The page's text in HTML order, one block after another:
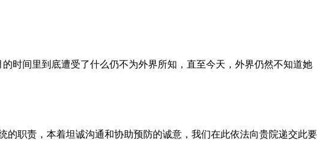
时间里到底遭受了什么仍不为外界所知，直至今天，外界仍然不知道她
职责，本着坦诚沟通和协助预防的诚意，我们在此依法向贵院递交此要